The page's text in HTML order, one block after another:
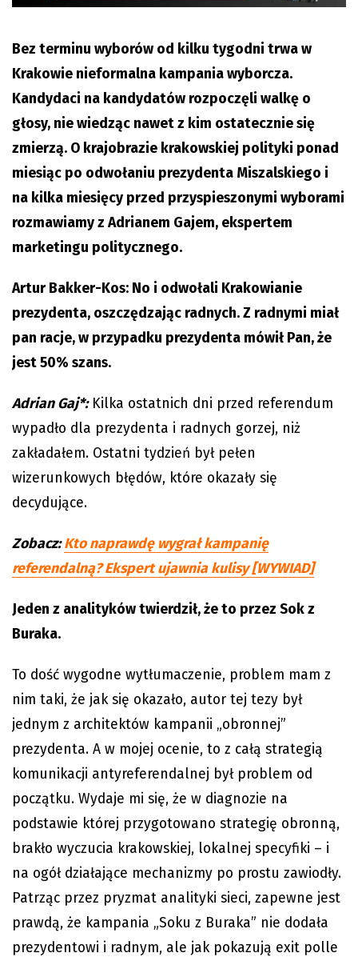
Bez terminu wyborów od kilku tygodni trwa w
Krakowie nieformalna kampania wyborcza.
Kandydaci na kandydatów rozpoczęli walkę o
głosy, nie wiedząc nawet z kim ostatecznie się
zmierzą. O krajobrazie krakowskiej polityki ponad
miesiąc po odwołaniu prezydenta Miszalskiego i
na kilka miesięcy przed przyspieszonymi wyborami
rozmawiamy z Adrianem Gajem, ekspertem
marketingu politycznego.
Artur Bakker-Kos: No i odwołali Krakowianie
prezydenta, oszczędzając radnych. Z radnymi miał
pan racje, w przypadku prezydenta mówił Pan, że
jest 50% szans.
Adrian Gaj*:Kilka ostatnich dni przed referendum
wypadło dla prezydenta i radnych gorzej, niż
zakładałem. Ostatni tydzień był pełen
wizerunkowych błędów, które okazały się
decydujące.
Zobacz:Kto naprawdę wygrał kampanię
referendalną? Ekspert ujawnia kulisy [WYWIAD]
Jeden z analityków twierdził, że to przez Sok z
Buraka.
To dość wygodne wytłumaczenie, problem mam z
nim taki, że jak się okazało, autor tej tezy był
jednym z architektów kampanii „obronnej”
prezydenta. A w mojej ocenie, to z całą strategią
komunikacji antyreferendalnej był problem od
początku. Wydaje mi się, że w diagnozie na
podstawie której przygotowano strategię obronną,
brakło wyczucia krakowskiej, lokalnej specyfiki – i
na ogół działające mechanizmy po prostu zawiodły.
Patrząc przez pryzmat analityki sieci, zapewne jest
prawdą, że kampania „Soku z Buraka” nie dodała
prezydentowi i radnym, ale jak pokazują exit polle